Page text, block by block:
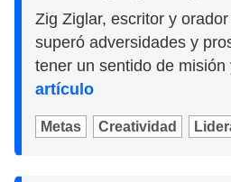
Zig Ziglar, escritor y
superó adversidades y
tener un sentido de misión
artículo
Metas Creatividad